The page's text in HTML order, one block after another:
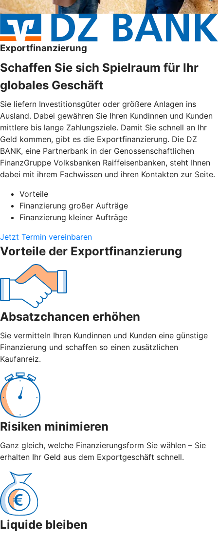
Exportfinanzierung
Schaffen Sie sich Spielraum für Ihr
globales Geschäft
Sie liefern Investitionsgüter oder größere Anlagen ins
Ausland. Dabei gewähren Sie Ihren Kundinnen und Kunden
mittlere bis lange Zahlungsziele. Damit Sie schnell an Ihr
Geld kommen, gibt es die Exportfinanzierung. Die DZ
BANK, eine Partnerbank in der Genossenschaftlichen
FinanzGruppe Volksbanken Raiffeisenbanken, steht Ihnen
dabei mit ihrem Fachwissen und ihren Kontakten zur Seite.
Vorteile
Finanzierung großer Aufträge
Finanzierung kleiner Aufträge
Jetzt Termin vereinbaren
Vorteile der Exportfinanzierung
Absatzchancen erhöhen
Sie vermitteln Ihren Kundinnen und Kunden eine günstige
Finanzierung und schaffen so einen zusätzlichen
Kaufanreiz.
Risiken minimieren
Ganz gleich, welche Finanzierungsform Sie wählen – Sie
erhalten Ihr Geld aus dem Exportgeschäft schnell.
Liquide bleiben